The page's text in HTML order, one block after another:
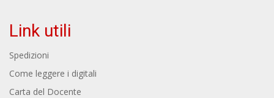
Link utili
Spedizioni
Come leggere i digitali
Carta del Docente